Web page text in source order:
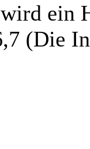
ein
(Die